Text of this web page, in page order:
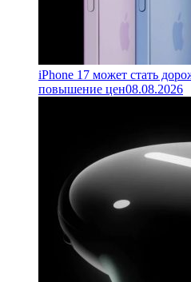
iPhone 17 может стать
повышение цен08.08.2026